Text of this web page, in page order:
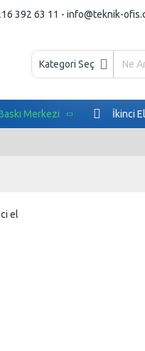
392 63 11 - info@teknik-
Kategori Seç
Merkezi İkinci